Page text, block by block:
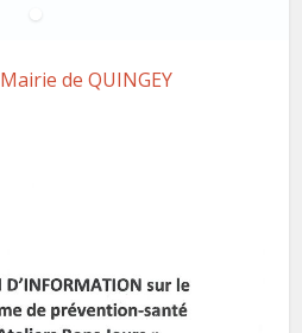
Mairie de QUINGEY